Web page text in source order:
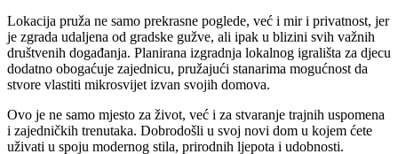
Lokacija pruža ne samo prekrasne poglede, već i mir i privatnost, jer
je zgrada udaljena od gradske gužve, ali ipak u blizini svih važnih
društvenih događanja. Planirana izgradnja lokalnog igrališta za djecu
dodatno obogaćuje zajednicu, pružajući stanarima mogućnost da
stvore vlastiti mikrosvijet izvan svojih domova.
Ovo je ne samo mjesto za život, već i za stvaranje trajnih uspomena
i zajedničkih trenutaka. Dobrodošli u svoj novi dom u kojem ćete
uživati u spoju modernog stila, prirodnih ljepota i udobnosti.